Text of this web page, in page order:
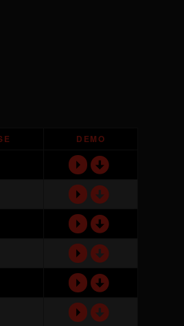
DEMO
P d
P d
P d
P d
P d
P d